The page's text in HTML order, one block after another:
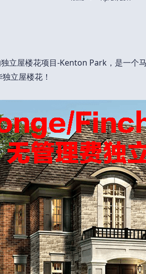
立屋楼花项目-Kenton Park，是一个
立屋楼花！